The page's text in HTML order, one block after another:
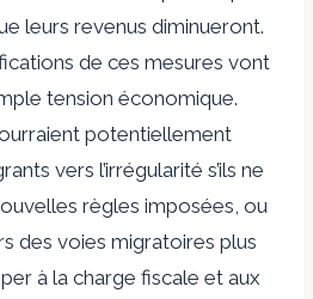
leurs revenus diminueront.
de ces mesures vont
tension économique.
potentiellement
vers l’irrégularité s’ils ne
règles imposées, ou
des voies migratoires plus
à la charge fiscale et aux